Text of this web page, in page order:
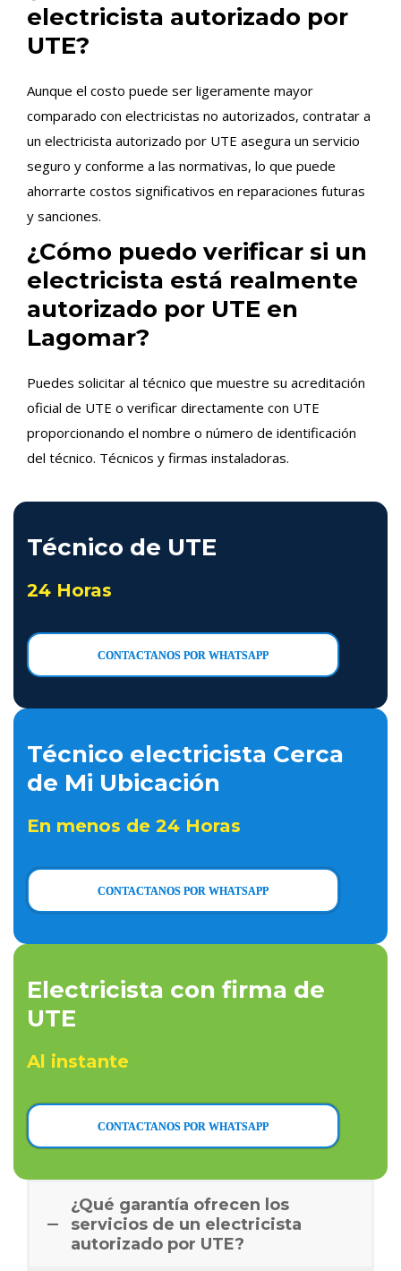
electricista autorizado por
UTE?
Aunque el costo puede ser ligeramente mayor
comparado con electricistas no autorizados, contratar a
un electricista autorizado por UTE asegura un servicio
seguro y conforme a las normativas, lo que puede
ahorrarte costos significativos en reparaciones futuras
y sanciones.
¿Cómo puedo verificar si un
electricista está realmente
autorizado por UTE en
Lagomar?
Puedes solicitar al técnico que muestre su acreditación
oficial de UTE o verificar directamente con UTE
proporcionando el nombre o número de identificación
del técnico. Técnicos y firmas instaladoras.
Técnico de UTE
24 Horas
CONTACTANOS POR WHATSAPP
Técnico electricista Cerca
de Mi Ubicación
En menos de 24 Horas
CONTACTANOS POR WHATSAPP
Electricista con firma de
UTE
Al instante
CONTACTANOS POR WHATSAPP
¿Qué garantía ofrecen los
servicios de un electricista
autorizado por UTE?